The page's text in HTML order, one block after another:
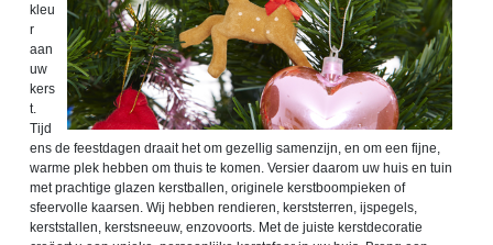
kleu
r
aan
uw
kers
t.
Tijd
ens de feestdagen draait het om gezellig samenzijn, en om een fijne,
warme plek hebben om thuis te komen. Versier daarom uw huis en tuin
met prachtige glazen kerstballen, originele kerstboompieken of
sfeervolle kaarsen. Wij hebben rendieren, kerststerren, ijspegels,
kerststallen, kerstsneeuw, enzovoorts. Met de juiste kerstdecoratie